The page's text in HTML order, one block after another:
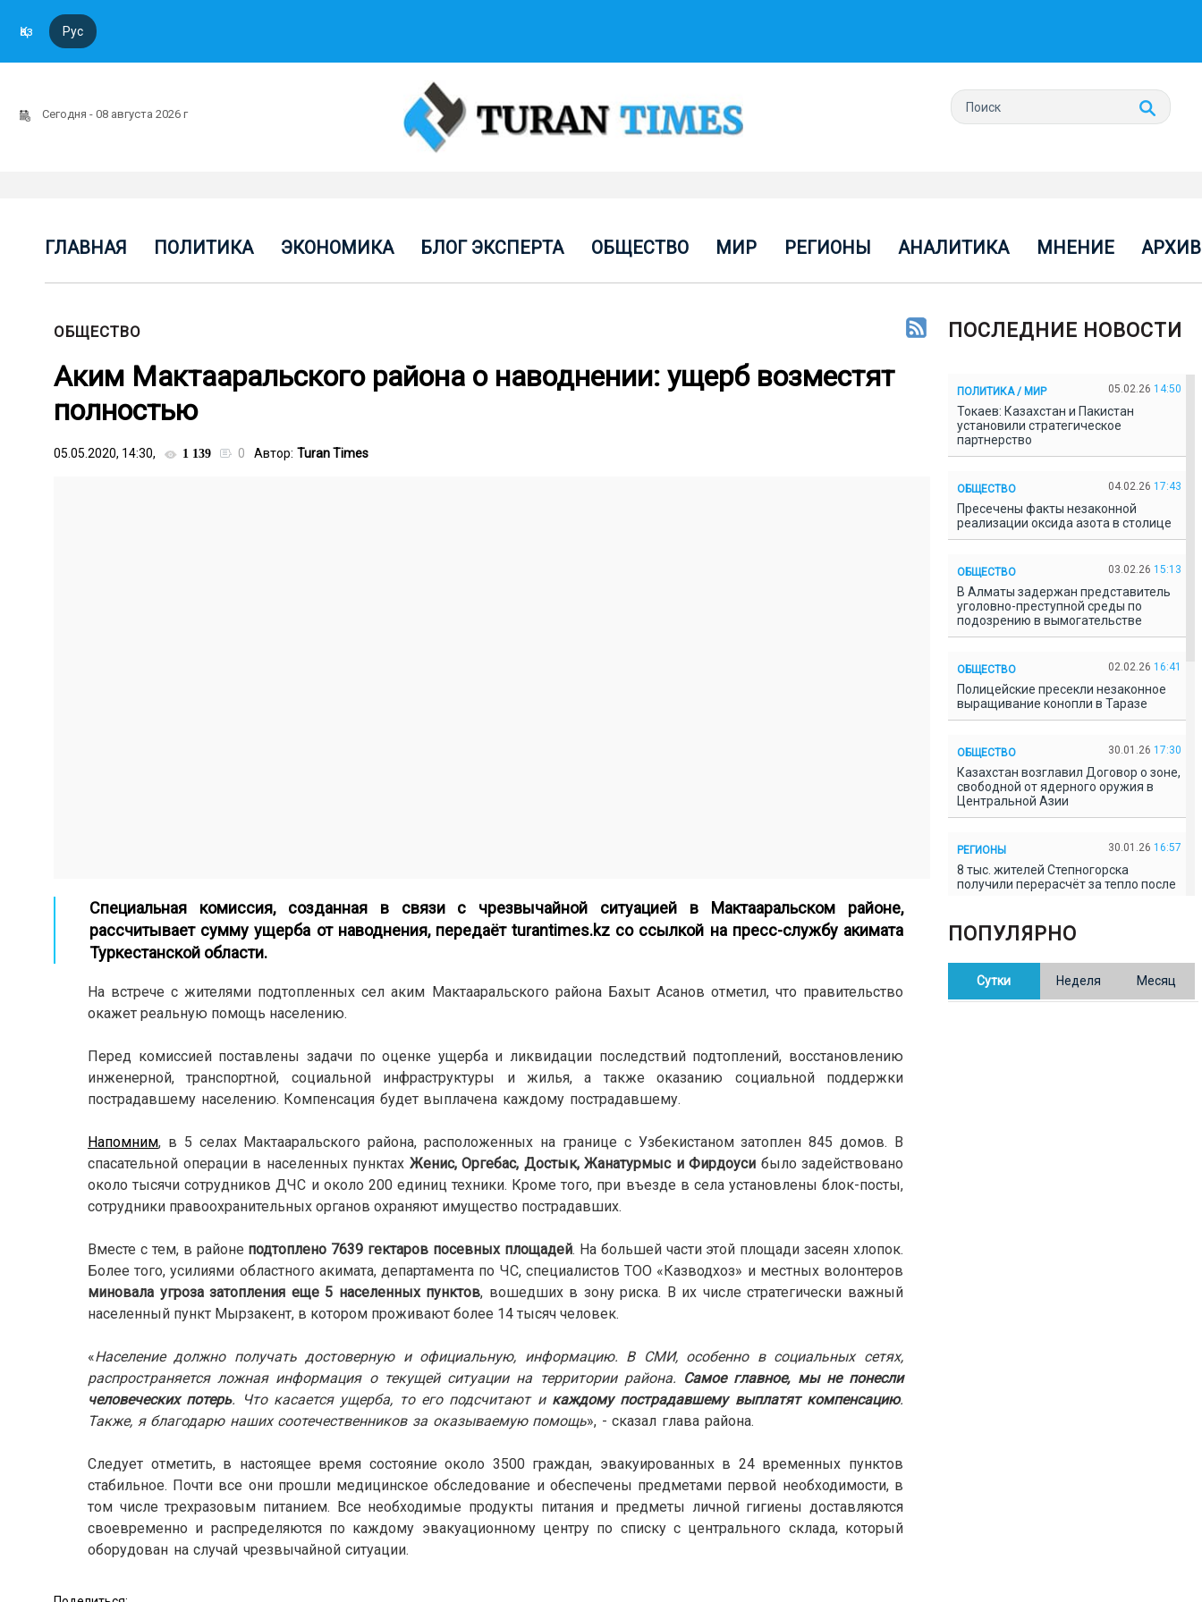
Қаз Рус
Сегодня - 08 августа 2026 г
ГЛАВНАЯ ПОЛИТИКА ЭКОНОМИКА БЛОГ ЭКСПЕРТА ОБЩЕСТВО МИР РЕГИОНЫ АНАЛИТИКА МНЕНИЕ АРХИВ
ОБЩЕСТВО
Аким Мактааральского района о наводнении: ущерб возместят
полностью
05.05.2020, 14:30, 1 139 0 Автор: Turan Times
Специальная комиссия, созданная в связи с чрезвычайной ситуацией в Мактааральском районе,
рассчитывает сумму ущерба от наводнения, передаётturantimes.kz со ссылкой на пресс-службу акимата
Туркестанской области.
На встрече с жителями подтопленных сел аким Мактааральского района Бахыт Асанов отметил, что правительство
окажет реальную помощь населению.
Перед комиссией поставлены задачи по оценке ущерба и ликвидации последствий подтоплений, восстановлению
инженерной, транспортной, социальной инфраструктуры и жилья, а также оказанию социальной поддержки
пострадавшему населению. Компенсация будет выплачена каждому пострадавшему.
Напомним, в 5 селах Мактааральского района, расположенных на границе с Узбекистаном затоплен 845 домов. В
спасательной операции в населенных пунктах Женис, Оргебас, Достык, Жанатурмыс и Фирдоуси было задействовано
около тысячи сотрудников ДЧС и около 200 единиц техники. Кроме того, при въезде в села установлены блок-посты,
сотрудники правоохранительных органов охраняют имущество пострадавших.
Вместе с тем, в районе подтоплено 7639 гектаров посевных площадей. На большей части этой площади засеян хлопок.
Более того, усилиями областного акимата, департамента по ЧС, специалистов ТОО «Казводхоз» и местных волонтеров
миновала угроза затопления еще 5 населенных пунктов, вошедших в зону риска. В их числе стратегически важный
населенный пункт Мырзакент, в котором проживают более 14 тысяч человек.
«Население должно получать достоверную и официальную, информацию. В СМИ, особенно в социальных сетях,
распространяется ложная информация о текущей ситуации на территории района. Самое главное, мы не понесли
человеческих потерь. Что касается ущерба, то его подсчитают и каждому пострадавшему выплатят компенсацию.
Также, я благодарю наших соотечественников за оказываемую помощь», - сказал глава района.
Следует отметить, в настоящее время состояние около 3500 граждан, эвакуированных в 24 временных пунктов
стабильное. Почти все они прошли медицинское обследование и обеспечены предметами первой необходимости, в
том числе трехразовым питанием. Все необходимые продукты питания и предметы личной гигиены доставляются
своевременно и распределяются по каждому эвакуационному центру по списку с центрального склада, который
оборудован на случай чрезвычайной ситуации.
ПОСЛЕДНИЕ НОВОСТИ
ПОЛИТИКА / МИР 05.02.26 14:50
Токаев: Казахстан и Пакистан
установили стратегическое
партнерство
ОБЩЕСТВО 04.02.26 17:43
Пресечены факты незаконной
реализации оксида азота в столице
ОБЩЕСТВО 03.02.26 15:13
В Алматы задержан представитель
уголовно-преступной среды по
подозрению в вымогательстве
ОБЩЕСТВО 02.02.26 16:41
Полицейские пресекли незаконное
выращивание конопли в Таразе
ОБЩЕСТВО 30.01.26 17:30
Казахстан возглавил Договор о зоне,
свободной от ядерного оружия в
Центральной Азии
РЕГИОНЫ 30.01.26 16:57
8 тыс. жителей Степногорска
получили перерасчёт за тепло после
В Казахстане готовят новую
редакцию Конституции: меняется
ПОПУЛЯРНО
Сутки Неделя Месяц